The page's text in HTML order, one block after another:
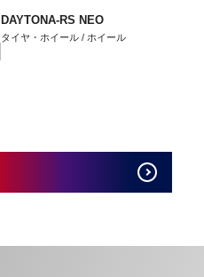
DAYTONA-RS NEO
タイヤ・ホイール / ホイール